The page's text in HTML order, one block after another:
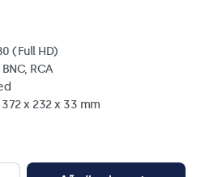
(Full HD)
RCA
x 232 x 33 mm